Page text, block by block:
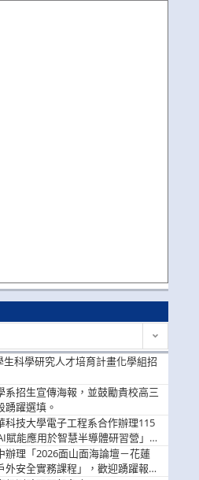
科學研究人才培育計畫化學組招
系招生宣傳海報，並鼓勵貴校高三
踴躍選填。
科技大學電子工程系合作辦理115
賦能應用於智慧半導體研習營」，
辦理「2026面山面海論壇－花蓮
安全實務課程」，歡迎踴躍報名